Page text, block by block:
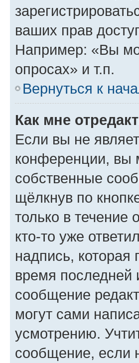
ваших прав
Например: «Вы
опросах» и т.п.
Вернуться к
Как мне
Если вы не
конференции, вы
собственные
щёлкнув по
только в течение
кто-то уже
надпись, которая
время последней
сообщение
могут сами
усмотрению.
сообщение, если